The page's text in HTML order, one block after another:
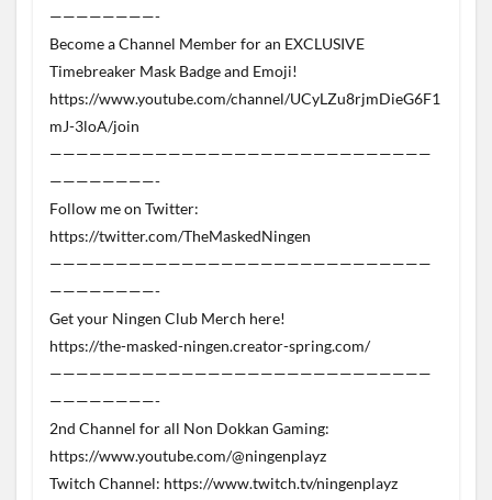
————————-
Become a Channel Member for an EXCLUSIVE
Timebreaker Mask Badge and Emoji!
https://www.youtube.com/channel/UCyLZu8rjmDieG6F1
mJ-3loA/join
—————————————————————————————
————————-
Follow me on Twitter:
https://twitter.com/TheMaskedNingen
—————————————————————————————
————————-
Get your Ningen Club Merch here!
https://the-masked-ningen.creator-spring.com/
—————————————————————————————
————————-
2nd Channel for all Non Dokkan Gaming:
https://www.youtube.com/@ningenplayz
Twitch Channel: https://www.twitch.tv/ningenplayz